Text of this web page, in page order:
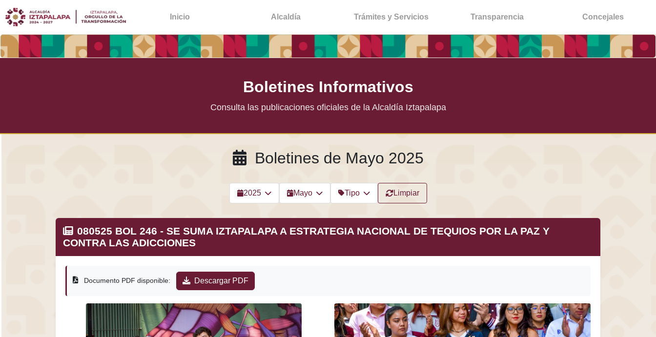
Inicio Alcaldía Trámites y Servicios Transparencia Concejales
Boletines Informativos
Consulta las publicaciones oficiales de la Alcaldía Iztapalapa
Boletines de Mayo 2025
2025 Mayo Tipo Limpiar
080525 BOL 246 - SE SUMA IZTAPALAPA A ESTRATEGIA NACIONAL DE TEQUIOS POR LA PAZ Y
CONTRA LAS ADICCIONES
Documento PDF disponible: Descargar PDF